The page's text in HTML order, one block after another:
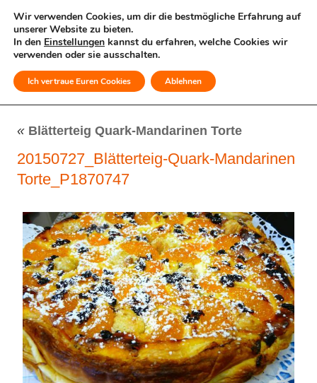
MENÜ
« Blätterteig Quark-Mandarinen Torte
20150727_Blätterteig-Quark-Mandarinen
Torte_P1870747
Wir verwenden Cookies, um dir die bestmögliche Erfahrung auf
unserer Website zu bieten.
In den Einstellungen kannst du erfahren, welche Cookies wir
verwenden oder sie ausschalten.
Ich vertraue Euren Cookies Ablehnen